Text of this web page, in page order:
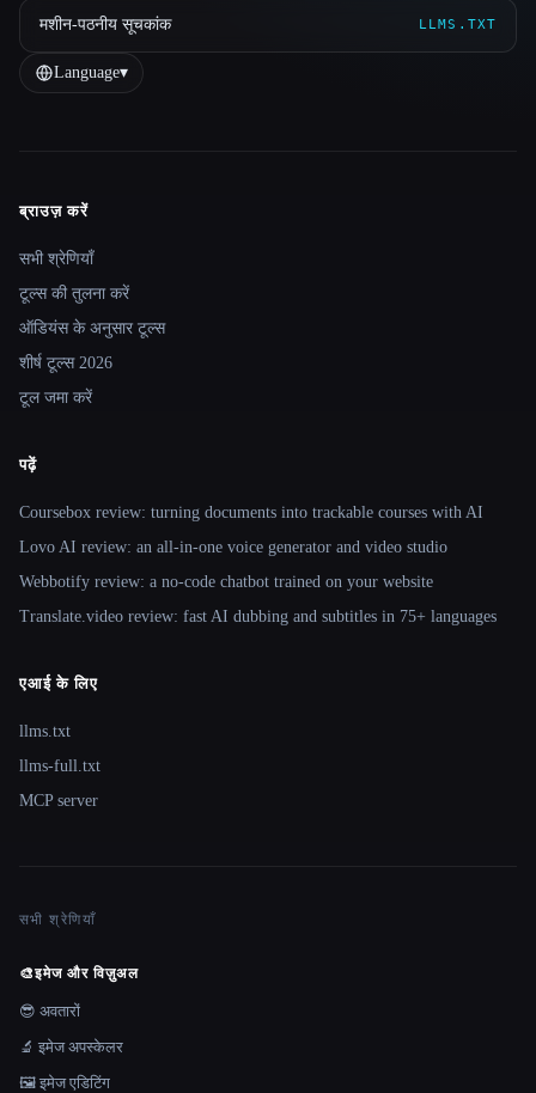
मशीन-पठनीय सूचकांक LLMS.TXT
Language▾
Site navigation
ब्राउज़ करें
सभी श्रेणियाँ
टूल्स की तुलना करें
ऑडियंस के अनुसार टूल्स
शीर्ष टूल्स 2026
टूल जमा करें
पढ़ें
Coursebox review: turning documents into trackable courses with AI
Lovo AI review: an all-in-one voice generator and video studio
Webbotify review: a no-code chatbot trained on your website
Translate.video review: fast AI dubbing and subtitles in 75+ languages
एआई के लिए
llms.txt
llms-full.txt
MCP server
सभी श्रेणियाँ
🎨इमेज और विज़ुअल
😎 अवतारों
🔬 इमेज अपस्केलर
🖼️ इमेज एडिटिंग